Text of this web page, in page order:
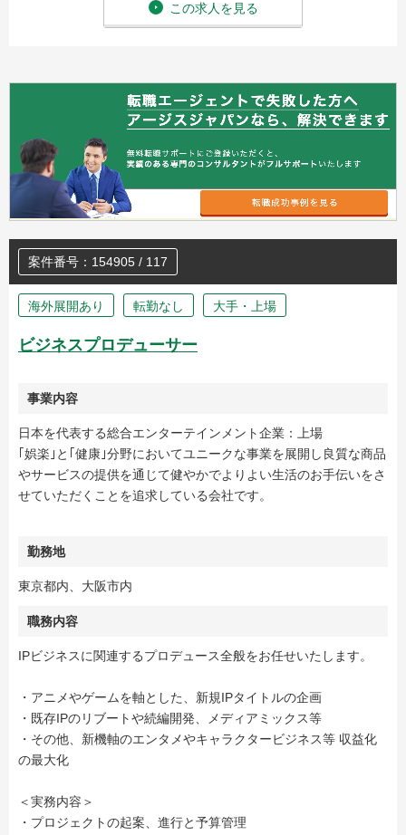
この求人を見る
案件番号：154905 / 117
海外展開あり 転勤なし 大手・上場
ビジネスプロデューサー
事業内容
日本を代表する総合エンターテインメント企業：上場
｢娯楽｣と｢健康｣分野においてユニークな事業を展開し良質な商品
やサービスの提供を通じて健やかでよりよい生活のお手伝いをさ
せていただくことを追求している会社です。
勤務地
東京都内、大阪市内
職務内容
IPビジネスに関連するプロデュース全般をお任せいたします。
・アニメやゲームを軸とした、新規IPタイトルの企画
・既存IPのリブートや続編開発、メディアミックス等
・その他、新機軸のエンタメやキャラクタービジネス等 収益化
の最大化
＜実務内容＞
・プロジェクトの起案、進行と予算管理